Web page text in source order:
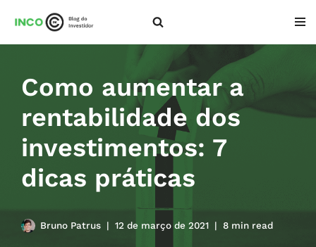
conteúdo
Como aumentar a
rentabilidade dos
investimentos: 7
dicas práticas
Bruno Patrus 12 de março de 2021 8 min read